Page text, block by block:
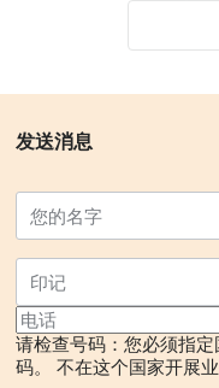
发送消息
请检查号码：您必须指
码。
不在这个国家开展